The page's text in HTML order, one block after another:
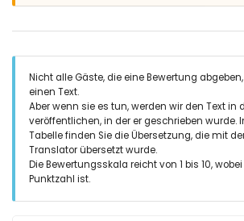
Nicht alle Gäste, die eine Bewertung
einen Text.
Aber wenn sie es tun, werden wir den Text in
veröffentlichen, in der er geschrieben wurde.
Tabelle finden Sie die Übersetzung, die mit
Translator übersetzt wurde.
Die Bewertungsskala reicht von 1 bis 10,
Punktzahl ist.